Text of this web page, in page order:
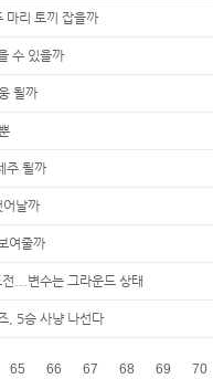
마리 토끼 잡을까
수 있을까
될까
주 될까
날까
여줄까
...변수는 그라운드 상태
, 5승 사냥 나선다
65 66 67 68 69 70